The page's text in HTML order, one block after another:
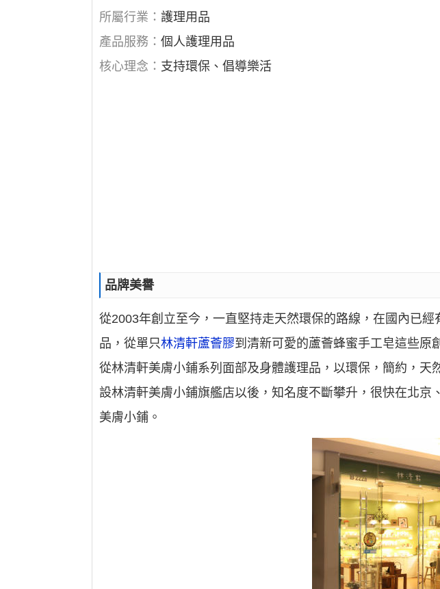
所屬行業：護理用品
產品服務：個人護理用品
核心理念： 支持環保、倡導樂活
品牌美譽
從2003年創立至今，一直堅持走天然環保的路線，在國內已
品，從單只林清軒蘆薈膠到清新可愛的蘆薈蜂蜜手工皂這些原
從林清軒美膚小鋪系列面部及身體護理品，以環保，簡約，天
設林清軒美膚小鋪旗艦店以後，知名度不斷攀升，很快在北
美膚小鋪。